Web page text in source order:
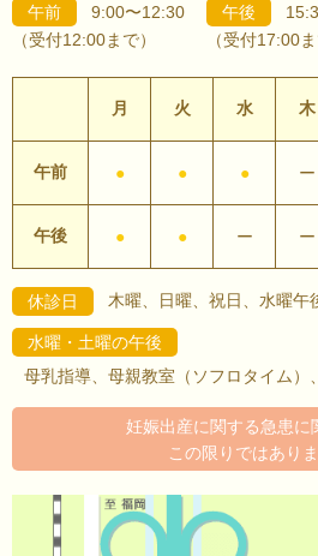
午前
9:00〜12:30
（受付12:00まで）
午後
（受付17:00ま
月 火 水 木
午前 ● ● ● ー
午後 ● ● ー ー
休診日 木曜、日曜、祝日、水曜午
水曜・土曜の午後
母乳指導、母親教室（ソフロタイム）
妊娠出産に関する急患に
この限りではありま